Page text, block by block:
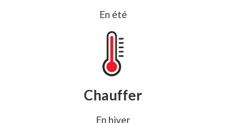
En été
Chauffer
En hiver